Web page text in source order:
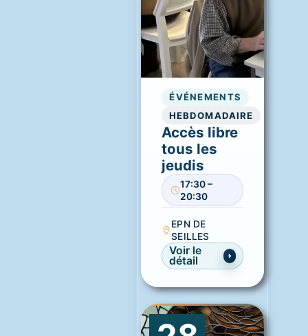
ÉVÉNEMENTS
HEBDOMADAIRE
Accès libre
tous les
jeudis
17:30 –
20:30
EPN DE
SEILLES
Voir le
détail